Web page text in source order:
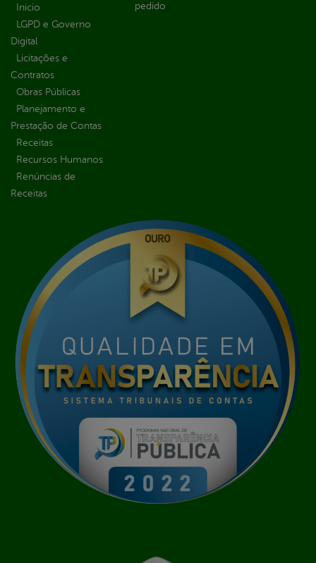
Inicio
LGPD e Governo
Digital
Licitações e
Contratos
Obras Públicas
Planejamento e
Prestação de Contas
Receitas
Recursos Humanos
Renúncias de
Receitas
pedido